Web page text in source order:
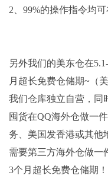
2、99%的操作指令均
另外我们的美东仓在
月超长免费仓储期~（
我们仓库独立自营，同
囤货在QQ海外仓做一
务、美国发香港或其他
需要第三方海外仓做一
3个月超长免费仓储期！